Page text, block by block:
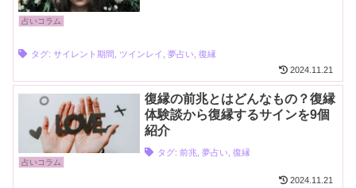
占いコラム
2024.11.21
タグ:サイレント期間 ツインレイ ,夢占い ,復縁
占いコラム
復縁の前兆とはどんなもの？復縁
体験談から復縁するサインを9個
紹介
2024.11.21
タグ:前兆 ,夢占い ,復縁